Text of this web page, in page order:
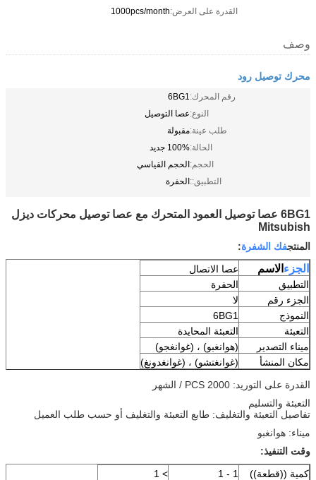
القدرة على العرض:1000pcs/month
وصف
محرك توصيل رود
رقم المحرك:6BG1
النوع:عصا التوصيل
طلب عينة:مقبولة
الحالة:100% جديد
الحجم:الحجم القياسي
التطبيق::الحفرة
6BG1 عصا توصيل العمود المتحرك مع عصا توصيل محركات ديزل
Mitsubish
المنتجفك الشفرة:
الجزء الاسم
عصا الاتصال
التطبيق
الحفرة
الجزء رقم
لا
النموذج
6BG1
التعبئة
التعبئة المحايدة
ميناء التصدير
(هوانغبو) ، (غوانغجو)
مكان المنشأ
(غوانغتشو) ، (غوانغدونغ)
القدرة على التوريد: 2000 PCS / الشهر
التعبئة والتسليم
تفاصيل التعبئة والتغليف: طابع التعبئة والتغليف أو حسب طلب العميل
ميناء: هوانغبو
وقت التنفيذ:
كمية ((قطعة))
1 - 1
> 1